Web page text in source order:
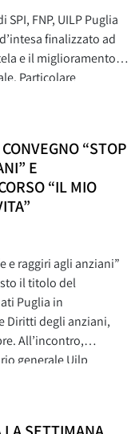
FNP, UILP Puglia
finalizzato ad
e il miglioramento
Particolare
“STOP
E
“IL MIO
e raggiri agli anziani”
il titolo del
Puglia in
Diritti degli anziani,
All’incontro,
generale Uilp